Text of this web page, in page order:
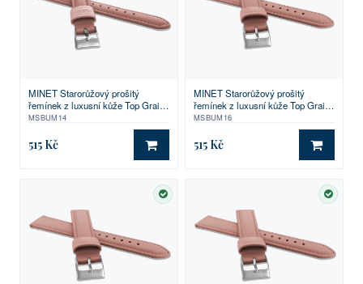
MINET Starorůžový prošitý
řemínek z luxusní kůže Top Grain
- 14
MSBUM14
515 Kč DO KOŠÍKU
MINET Starorůžový prošitý
řemínek z luxusní kůže Top Grain
- 16
MSBUM16
515 Kč DO
SKLADEM